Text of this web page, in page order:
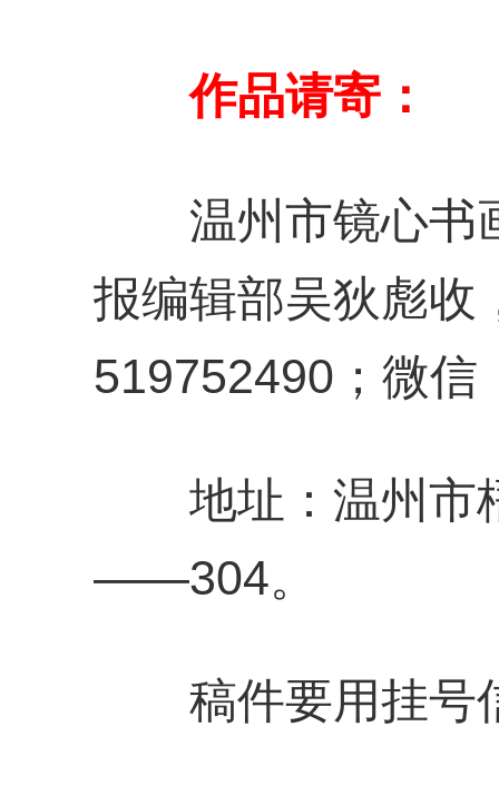
作品请寄：
温州市镜心书
报编辑部吴狄彪收
519752490；微信
地址：温州市
——304。
稿件要用挂号